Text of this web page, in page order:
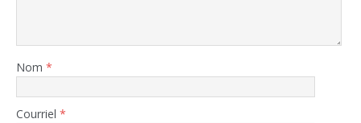
Nom *
Courriel *